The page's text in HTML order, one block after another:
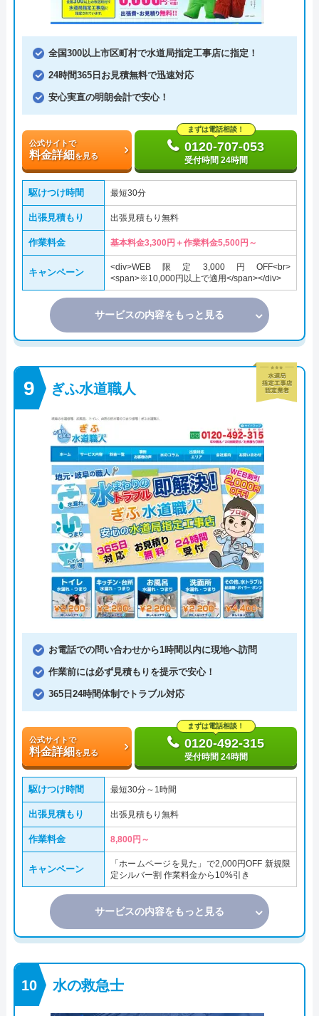
全国300以上市区町村で水道局指定工事店に指定！
24時間365日お見積無料で迅速対応
安心実直の明朗会計で安心！
公式サイトで
料金詳細を見る
まずは電話相談！
0120-707-053
受付時間 24時間
駆けつけ時間 最短30分
出張見積もり 出張見積もり無料
作業料金 基本料金3,300円＋作業料金5,500円～
キャンペーン
<div>WEB限定3,000円OFF<br>
<span>※10,000円以上で適用</span></div>
サービスの内容をもっと見る
ぎふ水道職人
お電話での問い合わせから1時間以内に現地へ訪問
作業前には必ず見積もりを提示で安心！
365日24時間体制でトラブル対応
公式サイトで
料金詳細を見る
まずは電話相談！
0120-492-315
受付時間 24時間
駆けつけ時間 最短30分～1時間
出張見積もり 出張見積もり無料
作業料金 8,800円～
キャンペーン
「ホームページを見た」で2,000円OFF 新規限
定シルバー割 作業料金から10%引き
サービスの内容をもっと見る
水の救急士